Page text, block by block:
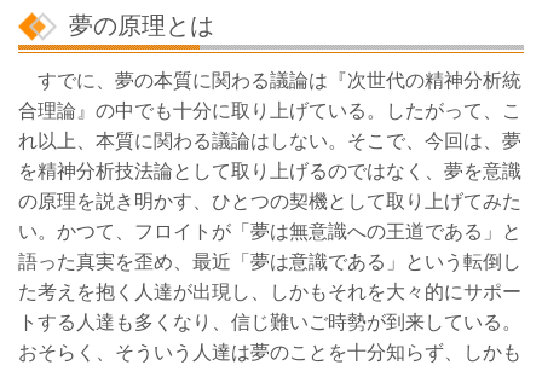
夢の原理とは
すでに、夢の本質に関わる議論は『次世代の精神分析統
合理論』の中でも十分に取り上げている。したがって、こ
れ以上、本質に関わる議論はしない。そこで、今回は、夢
を精神分析技法論として取り上げるのではなく、夢を意識
の原理を説き明かす、ひとつの契機として取り上げてみた
い。かつて、フロイトが「夢は無意識への王道である」と
語った真実を歪め、最近「夢は意識である」という転倒し
た考えを抱く人達が出現し、しかもそれを大々的にサポー
トする人達も多くなり、信じ難いご時勢が到来している。
おそらく、そういう人達は夢のことを十分知らず、しかも